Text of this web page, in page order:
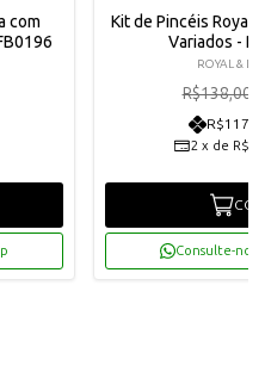
com
Kit de Pincéis Royal
Variados -
ROYAL &
R$138,00
2 x de
Consulte-nos